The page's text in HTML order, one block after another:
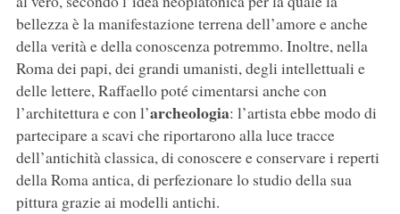
bellezza è la manifestazione terrena dell’amore e anche
della verità e della conoscenza potremmo. Inoltre, nella
Roma dei papi, dei grandi umanisti, degli intellettuali e
delle lettere, Raffaello poté cimentarsi anche con
l’architettura e con l’archeologia: l’artista ebbe modo di
partecipare a scavi che riportarono alla luce tracce
dell’antichità classica, di conoscere e conservare i reperti
della Roma antica, di perfezionare lo studio della sua
pittura grazie ai modelli antichi.